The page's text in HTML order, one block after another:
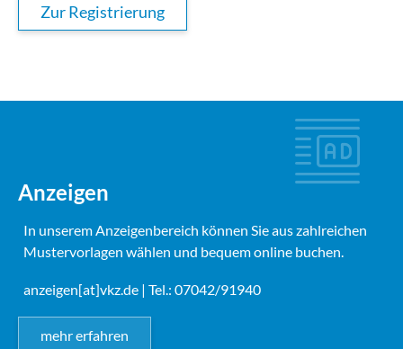
Zur Registrierung
Anzeigen
In unserem Anzeigenbereich können Sie aus zahlreichen
Mustervorlagen wählen und bequem online buchen.
anzeigen[at]vkz.de | Tel.: 07042/91940
mehr erfahren